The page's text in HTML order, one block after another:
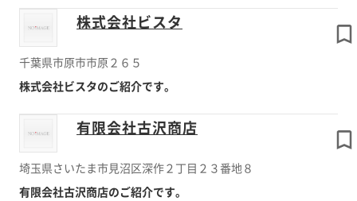
株式会社ビスタ
千葉県市原市市原２６５
株式会社ビスタのご紹介です。
有限会社古沢商店
埼玉県さいたま市見沼区深作２丁目２３番地８
有限会社古沢商店のご紹介です。